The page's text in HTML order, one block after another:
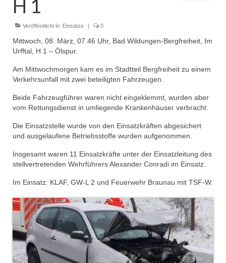
Einsätze
Einsatzstichworte
Jugendfeuerwehr
Dienstplan
Gründung Jugendfeuerwehr 1996
25-jähriges Jubiläum Jugendfeuerwehr 2021
Infos
Dienstplan
Katastrophenschutz
H 1
Veröffentlicht in: Einsätze | 0
Mittwoch, 08. März, 07.46 Uhr, Bad Wildungen-Bergfreiheit, Im
Urfftal, H 1 – Ölspur.
Am Mittwochmorgen kam es im Stadtteil Bergfreiheit zu einem
Verkehrsunfall mit zwei beteiligten Fahrzeugen.
Beide Fahrzeugführer waren nicht eingeklemmt, wurden aber
vom Rettungsdienst in umliegende Krankenhäuser verbracht.
Die Einsatzstelle wurde von den Einsatzkräften abgesichert
und ausgelaufene Betriebsstoffe wurden aufgenommen.
Insgesamt waren 11 Einsatzkräfte unter der Einsatzleitung des
stellvertretenden Wehrführers Alexander Conradi im Einsatz.
Im Einsatz: KLAF, GW-L 2 und Feuerwehr Braunau mit TSF-W.